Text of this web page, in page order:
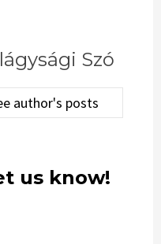
Szó
author's posts
us know!